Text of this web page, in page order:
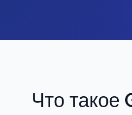
Что